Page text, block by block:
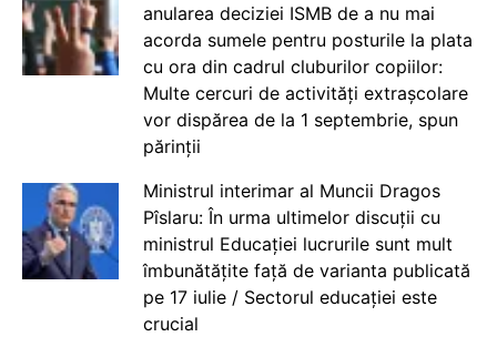
anularea deciziei ISMB de a nu mai
acorda sumele pentru posturile la plata
cu ora din cadrul cluburilor copiilor:
Multe cercuri de activități extrașcolare
vor dispărea de la 1 septembrie, spun
părinții
Ministrul interimar al Muncii Dragos
Pîslaru: În urma ultimelor discuții cu
ministrul Educației lucrurile sunt mult
îmbunătățite față de varianta publicată
pe 17 iulie / Sectorul educației este
crucial